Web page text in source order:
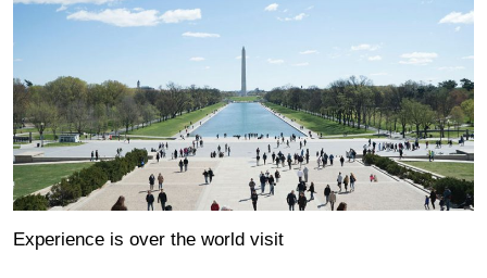
Experience is over the world visit